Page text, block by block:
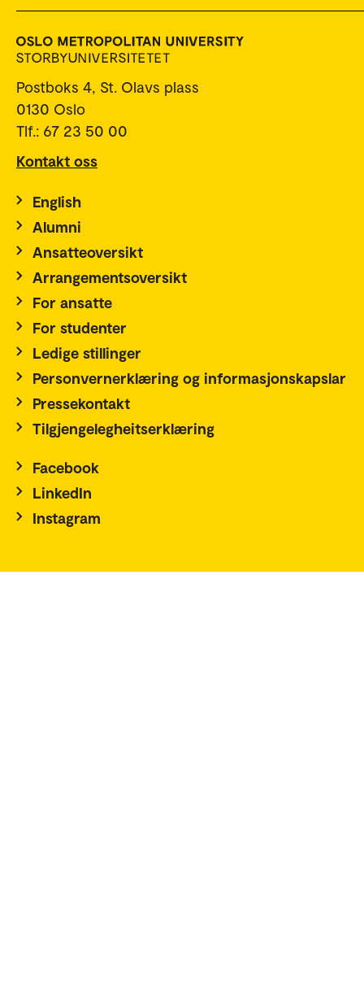
Postboks 4, St. Olavs plass
0130 Oslo
Tlf.: 67 23 50 00
Kontakt oss
English
Alumni
Ansatteoversikt
Arrangementsoversikt
For ansatte
For studenter
Ledige stillinger
Personvernerklæring og informasjonskapslar
Pressekontakt
Tilgjengelegheitserklæring
Facebook
LinkedIn
Instagram